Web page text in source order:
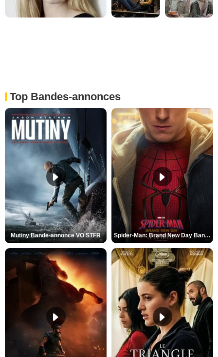
Top Bandes-annonces
Mutiny Bande-annonce VO STFR Spider-Man: Brand New Day Bande-annonce VO STFR